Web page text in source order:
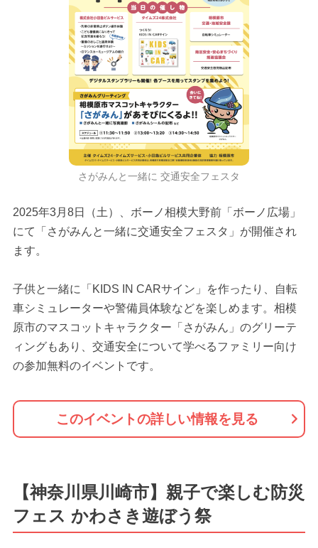
さがみんと一緒に 交通安全フェスタ
2025年3月8日（土）、ボーノ相模大野前「ボーノ広場」
にて「さがみんと一緒に交通安全フェスタ」が開催され
ます。
子供と一緒に「KIDS IN CARサイン」を作ったり、自転
車シミュレーターや警備員体験などを楽しめます。相模
原市のマスコットキャラクター「さがみん」のグリーテ
ィングもあり、交通安全について学べるファミリー向け
の参加無料のイベントです。
このイベントの詳しい情報を見る
【神奈川県川崎市】親子で楽しむ防災
フェス かわさき遊ぼう祭